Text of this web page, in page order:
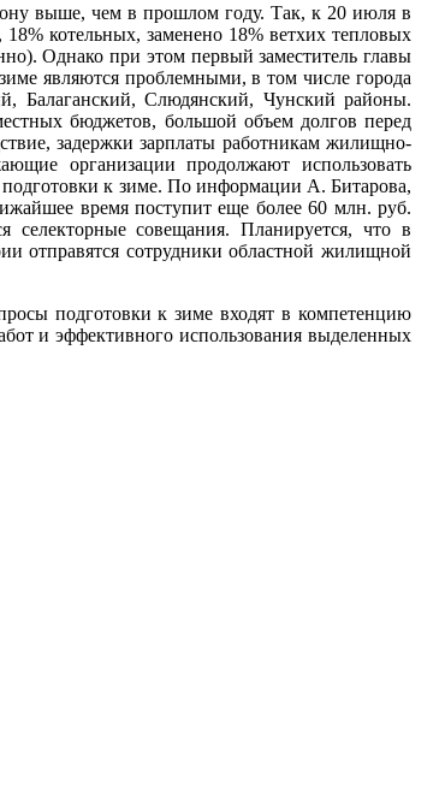
выше, чем в прошлом году. Так, к 20 июля в
котельных, заменено 18% ветхих тепловых
Однако при этом первый заместитель главы
являются проблемными, в том числе города
Балаганский, Слюдянский, Чунский районы.
бюджетов, большой объем долгов перед
задержки зарплаты работникам жилищно-
организации продолжают использовать
к зиме. По информации А. Битарова,
время поступит еще более 60 млн. руб.
селекторные совещания. Планируется, что в
отправятся сотрудники областной жилищной
подготовки к зиме входят в компетенцию
и эффективного использования выделенных